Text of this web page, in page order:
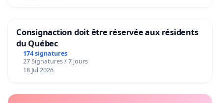
Consignaction doit être réservée aux résidents
du Québec
174 signatures
27 Signatures / 7 jours
18 Jul 2026